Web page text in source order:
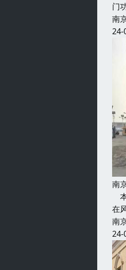
门
南
24-
南
在
南
24-